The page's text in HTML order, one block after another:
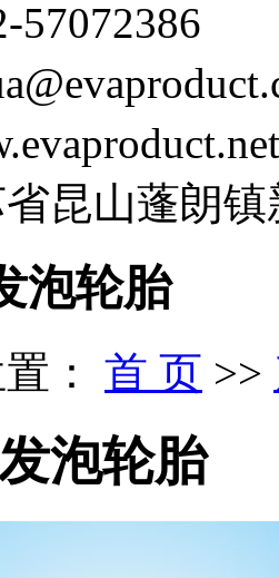
57072386
昆山蓬朗镇
泡轮胎
： 首 页 >>
泡轮胎